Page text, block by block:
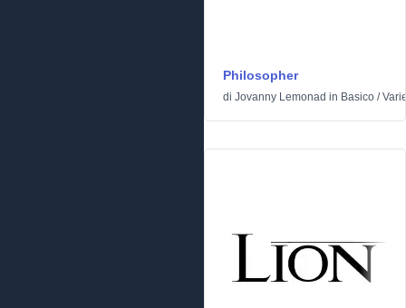
Philosopher
di Jovanny Lemonad in Basico /